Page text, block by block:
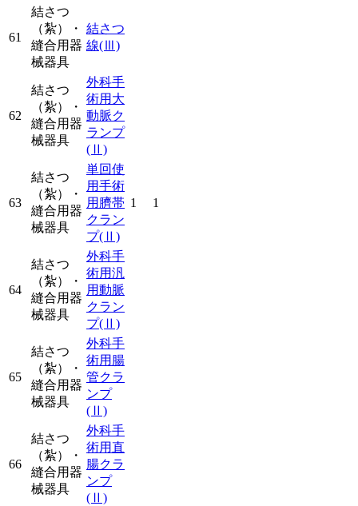
61
結さつ
（紮）・
縫合用器
械器具
結さつ
線(Ⅲ)
62
結さつ
（紮）・
縫合用器
械器具
外科手
術用大
動脈ク
ランプ
(Ⅱ)
63
結さつ
（紮）・
縫合用器
械器具
単回使
用手術
用臍帯
クラン
プ(Ⅱ)
1 1
64
結さつ
（紮）・
縫合用器
械器具
外科手
術用汎
用動脈
クラン
プ(Ⅱ)
65
結さつ
（紮）・
縫合用器
械器具
外科手
術用腸
管クラ
ンプ
(Ⅱ)
66
結さつ
（紮）・
縫合用器
械器具
外科手
術用直
腸クラ
ンプ
(Ⅱ)